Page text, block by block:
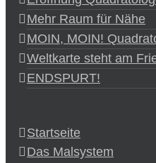
Mehr Raum für Nähe
MOIN, MOIN!
Weltkarte steht am
ENDSPURT!
Startseite
Das Malsystem